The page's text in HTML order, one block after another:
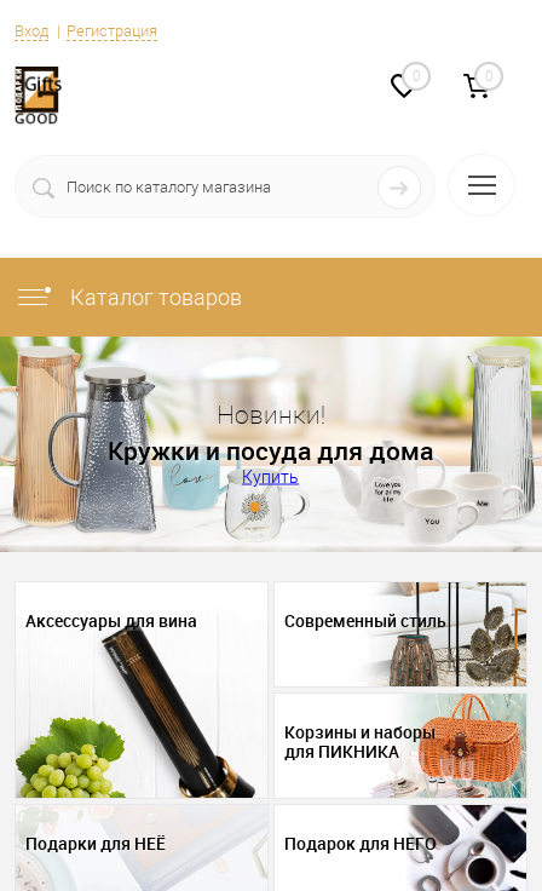
Вход Регистрация
0 0
Каталог товаров
Новинки!
Кружки и посуда для дома
Купить
Аксессуары для вина Современный стиль
Корзины и наборы
для ПИКНИКА
Подарки для НЕЁ Подарок для НЕГО